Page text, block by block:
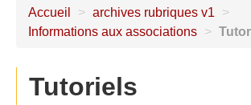
Accueil > archives rubriques v1
>
Informations aux associations >
Tutoriels